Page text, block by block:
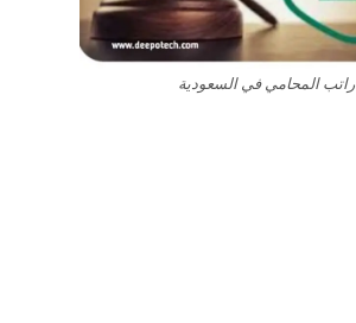
راتب المحامي في السعودية